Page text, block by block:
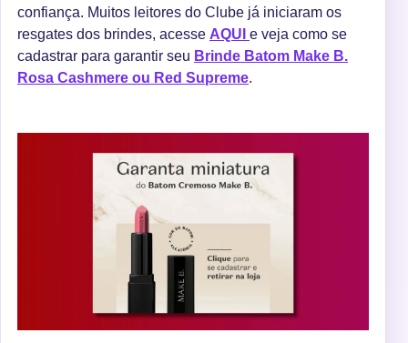
confiança. Muitos leitores do Clube já iniciaram os
resgates dos brindes, acesse AQUI e veja como se
cadastrar para garantir seu Brinde Batom Make B.
Rosa Cashmere ou Red Supreme.